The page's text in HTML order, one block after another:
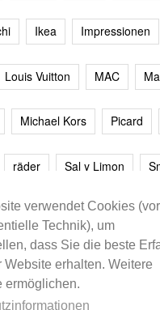
verwendet Cookies
Technik), um
dass Sie die beste
Website erhalten. Weitere
ermöglichen.
Ikea Impressionen
Louis Vuitton MAC
Michael Kors Picard
räder Sal y Limon
Steve Madden Westwing
Zara